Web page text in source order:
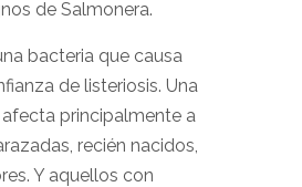
de Salmonera.
bacteria que causa
de listeriosis. Una
principalmente a
recién nacidos,
Y aquellos con